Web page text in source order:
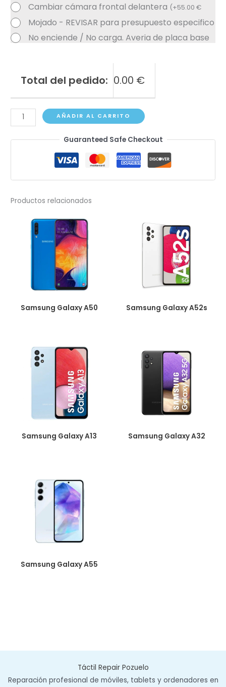
Cambiar cámara frontal delantera (+55.00€
Mojado - REVISAR para presupuesto especifico
No enciende / No carga. Averia de placa base
Total del pedido: 0.00 €
Samsung
Galaxy
A54
AÑADIR AL CARRITO
Guaranteed Safe Checkout
Productos relacionados
Samsung Galaxy A50 Samsung Galaxy A52s
Samsung Galaxy A13 Samsung Galaxy A32
Samsung Galaxy A55
Táctil Repair Pozuelo
Reparación profesional de móviles, tablets y ordenadores en